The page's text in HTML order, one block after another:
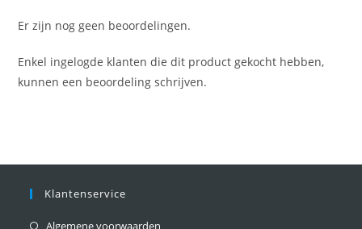
Er zijn nog geen beoordelingen.
Enkel ingelogde klanten die dit product gekocht hebben,
kunnen een beoordeling schrijven.
Klantenservice
Algemene voorwaarden